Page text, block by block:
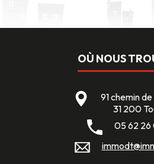
OÙ NOUS
91 chemin
31 200
05 62